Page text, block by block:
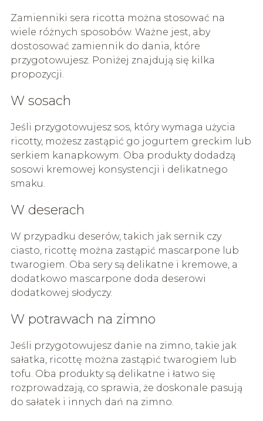
Zamienniki sera ricotta można stosować na
wiele różnych sposobów. Ważne jest, aby
dostosować zamiennik do dania, które
przygotowujesz. Poniżej znajdują się kilka
propozycji.
W sosach
Jeśli przygotowujesz sos, który wymaga użycia
ricotty, możesz zastąpić go jogurtem greckim lub
serkiem kanapkowym. Oba produkty dodadzą
sosowi kremowej konsystencji i delikatnego
smaku.
W deserach
W przypadku deserów, takich jak sernik czy
ciasto, ricottę można zastąpić mascarpone lub
twarogiem. Oba sery są delikatne i kremowe, a
dodatkowo mascarpone doda deserowi
dodatkowej słodyczy.
W potrawach na zimno
Jeśli przygotowujesz danie na zimno, takie jak
sałatka, ricottę można zastąpić twarogiem lub
tofu. Oba produkty są delikatne i łatwo się
rozprowadzają, co sprawia, że doskonale pasują
do sałatek i innych dań na zimno.